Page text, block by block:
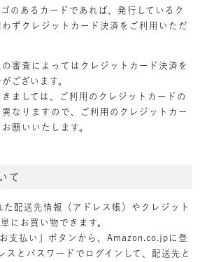
のあるカードであれば、発行しているク
ずクレジットカード決済をご利用いただ
審査によってはクレジットカード決済を
ございます。
ましては、ご利用のクレジットカードの
なりますので、ご利用のクレジットカー
願いいたします。
て
配送先情報（アドレス帳）やクレジット
にお買い物できます。
支払い」ボタンから、Amazon.co.jpに登
スとパスワードでログインして、配送先と